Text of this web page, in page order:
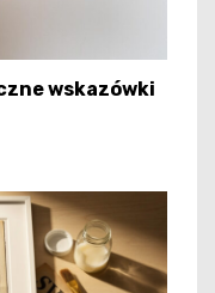
wskazówki